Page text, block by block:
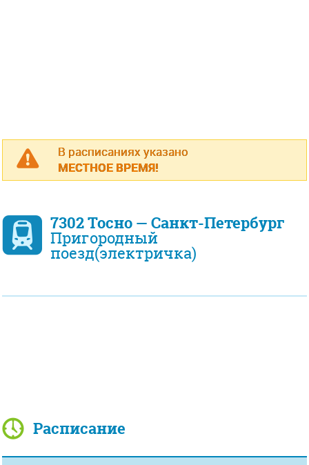
В расписаниях указано
МЕСТНОЕ ВРЕМЯ!
7302 Тосно — Санкт-Петербург
Пригородный
поезд(электричка)
Расписание